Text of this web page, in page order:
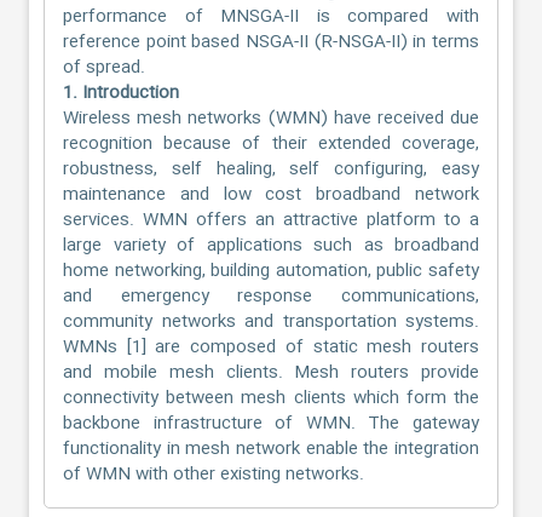
performance of MNSGA-II is compared with
reference point based NSGA-II (R-NSGA-II) in terms
of spread.
1. Introduction
Wireless mesh networks (WMN) have received due
recognition because of their extended coverage,
robustness, self healing, self configuring, easy
maintenance and low cost broadband network
services. WMN offers an attractive platform to a
large variety of applications such as broadband
home networking, building automation, public safety
and emergency response communications,
community networks and transportation systems.
WMNs [1] are composed of static mesh routers
and mobile mesh clients. Mesh routers provide
connectivity between mesh clients which form the
backbone infrastructure of WMN. The gateway
functionality in mesh network enable the integration
of WMN with other existing networks.